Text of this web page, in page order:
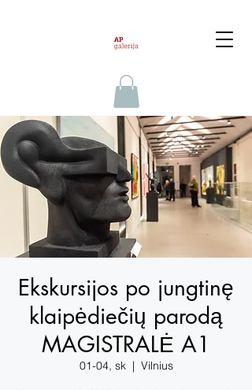
Ekskursijos po jungtinę
klaipėdiečių parodą
MAGISTRALĖ A1
01-04, sk
  |
Vilnius